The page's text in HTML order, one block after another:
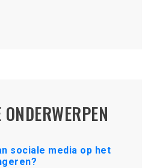
sociale media op het